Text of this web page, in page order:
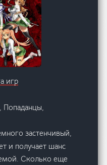
игр
Попаданцы,
застенчивый,
и получает шанс
Сколько еще